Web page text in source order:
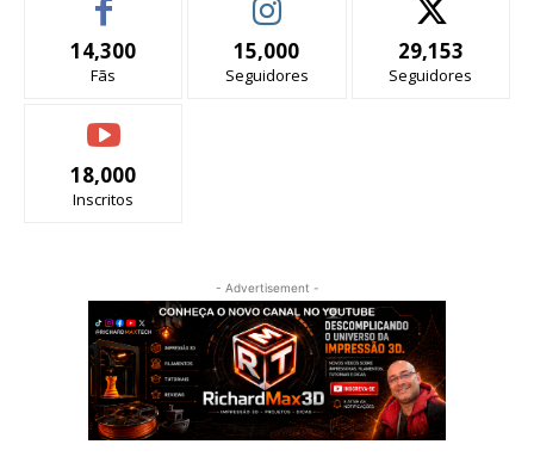
14,300
Fãs
15,000
Seguidores
29,153
Seguidores
18,000
Inscritos
- Advertisement -